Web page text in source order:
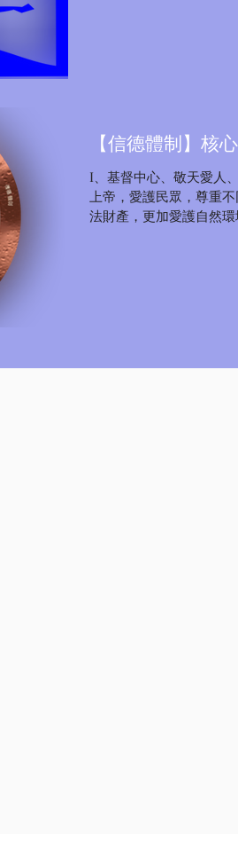
【信德體制】核
I、基督中心、敬天愛人
上帝，愛護民眾，尊重
法財產，更加愛護自然